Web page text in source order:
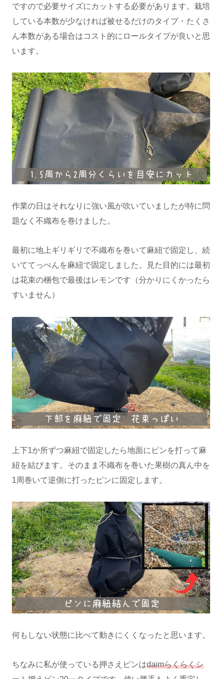
ですので必要サイズにカットする必要があります。栽培
している本数が少なければ被せるだけのタイプ・たくさ
ん本数がある場合はコスト的にロールタイプが良いと思
います。
作業の日はそれなりに強い風が吹いていましたが特に問
題なく不織布を巻けました。
最初に地上ギリギリで不織布を巻いて麻紐で固定し、続
いててっぺんを麻紐で固定しました。見た目的には最初
は花束の梱包で最後はレモンです（分かりにくかったら
すいません）
上下1か所ずつ麻紐で固定したら地面にピンを打って麻
紐を結びます。そのまま不織布を巻いた果樹の真ん中を
1周巻いて逆側に打ったピンに固定します。
何もしない状態に比べて動きにくくなったと思います。
ちなみに私が使っている押さえピンはdaimらくらくシ